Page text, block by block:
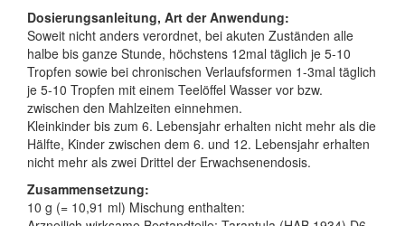
Dosierungsanleitung, Art der Anwendung:
Soweit nicht anders verordnet, bei akuten Zuständen alle
halbe bis ganze Stunde, höchstens 12mal täglich je 5-10
Tropfen sowie bei chronischen Verlaufsformen 1-3mal täglich
je 5-10 Tropfen mit einem Teelöffel Wasser vor bzw.
zwischen den Mahlzeiten einnehmen.
Kleinkinder bis zum 6. Lebensjahr erhalten nicht mehr als die
Hälfte, Kinder zwischen dem 6. und 12. Lebensjahr erhalten
nicht mehr als zwei Drittel der Erwachsenendosis.
Zusammensetzung:
10 g (= 10,91 ml) Mischung enthalten: